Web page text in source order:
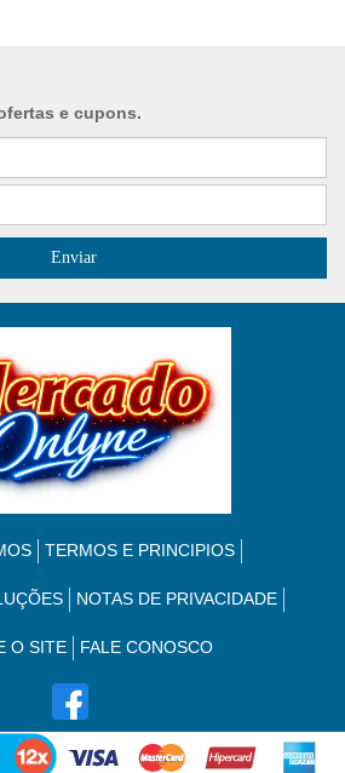
e cupons.
TERMOS E PRINCIPIOS
NOTAS DE PRIVACIDADE
O SITE FALE CONOSCO